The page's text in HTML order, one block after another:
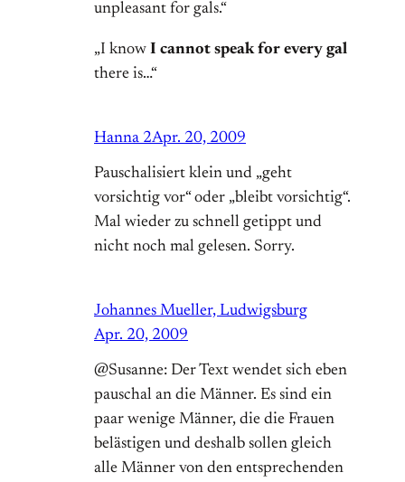
unpleasant for gals.“
„I know I cannot speak for every gal
there is…“
Hanna 2Apr. 20, 2009
Pauschalisiert klein und „geht
vorsichtig vor“ oder „bleibt vorsichtig“.
Mal wieder zu schnell getippt und
nicht noch mal gelesen. Sorry.
Johannes Mueller, Ludwigsburg
Apr. 20, 2009
@Susanne: Der Text wendet sich eben
pauschal an die Männer. Es sind ein
paar wenige Männer, die die Frauen
belästigen und deshalb sollen gleich
alle Männer von den entsprechenden